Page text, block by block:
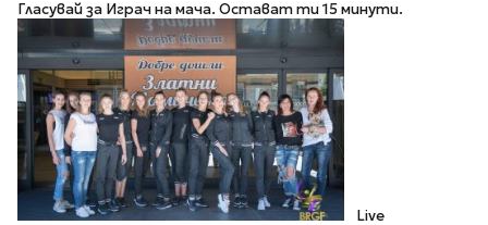
Гласувай за Играч на мача. Остават ти 15 минути.
Live